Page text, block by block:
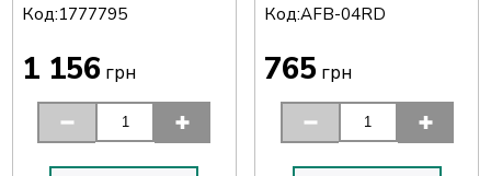
Код:1777795
1 156 грн
Код:AFB-04RD
765 грн